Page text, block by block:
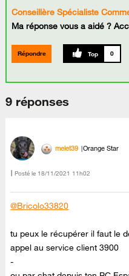
Conseillère Spécialiste
Ma réponse vous a aidé ?
Répondre 0
9 réponses
melet39 Orange Star
Posté le ‎18/11/2021 11h02
@Bricolo33820
tu peux le récupérer il faut le
appel au service client 3900
-